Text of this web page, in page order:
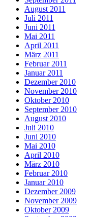
August 2011
Juli 2011
Juni 2011
Mai 2011
April 2011
März 2011
Februar 2011
Januar 2011
Dezember 2010
November 2010
Oktober 2010
September 2010
August 2010
Juli 2010
Juni 2010
Mai 2010
April 2010
März 2010
Februar 2010
Januar 2010
Dezember 2009
November 2009
Oktober 2009